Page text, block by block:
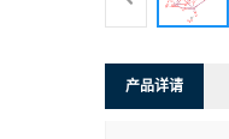
产品详请